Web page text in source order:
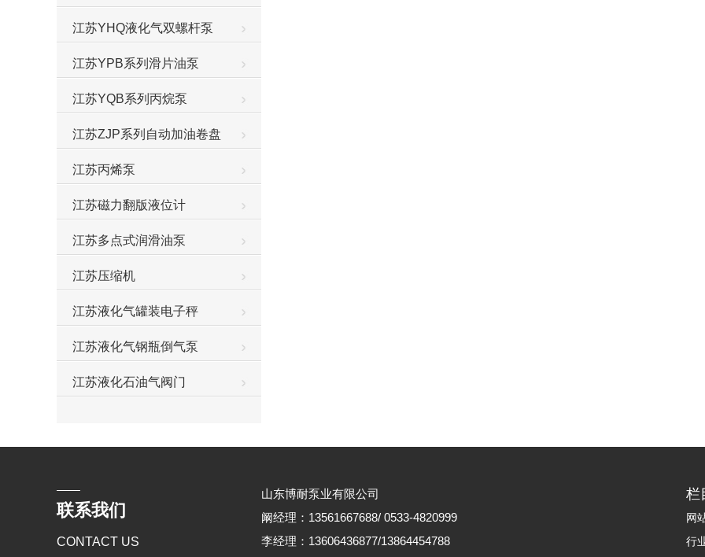
江苏YHQ液化气双螺杆泵
江苏YPB系列滑片油泵
江苏YQB系列丙烷泵
江苏ZJP系列自动加油卷盘
江苏丙烯泵
江苏磁力翻版液位计
江苏多点式润滑油泵
江苏压缩机
江苏液化气罐装电子秤
江苏液化气钢瓶倒气泵
江苏液化石油气阀门
联系我们
CONTACT US
山东博耐泵业有限公司
阚经理：13561667688/ 0533-4820999
李经理：13606436877/13864454788
栏
网
行